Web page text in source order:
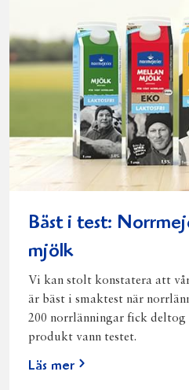
Bäst i test:
mjölk
Vi kan stolt konstatera att
är bäst i smaktest när
200 norrlänningar fick deltog
produkt vann testet.
Läs mer